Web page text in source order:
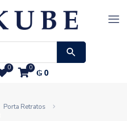
0 0 ₲0
Porta Retratos